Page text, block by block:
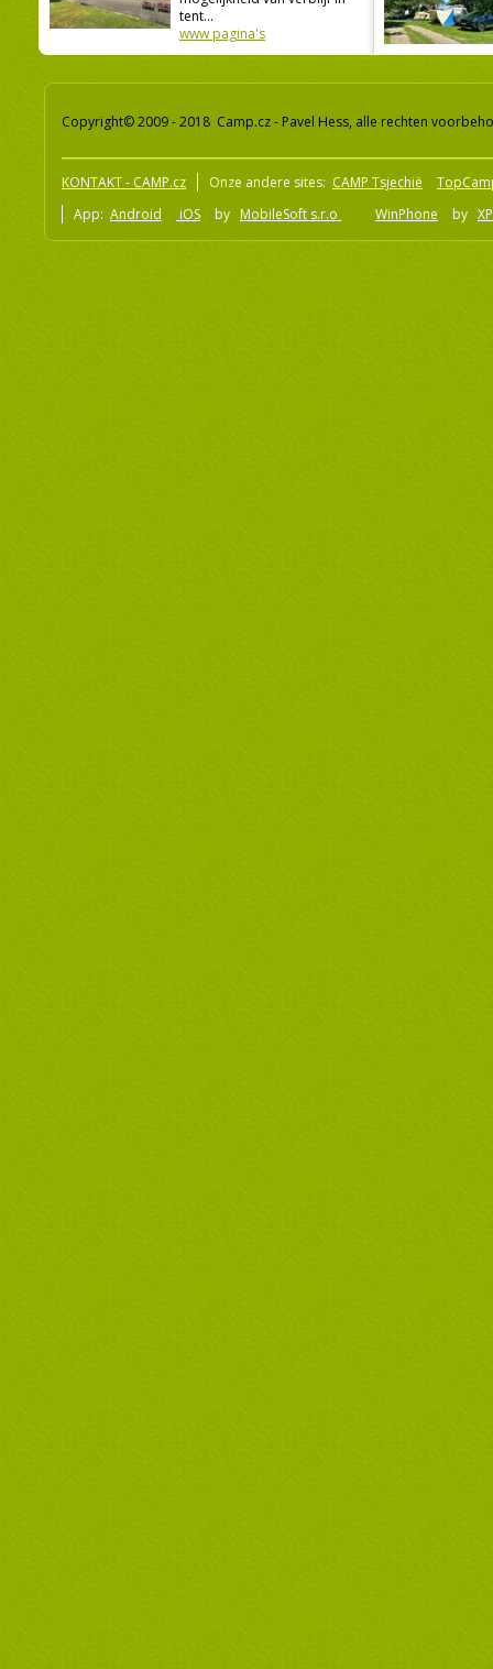
tent...
www pagina's
Copyright© 2009 - 2018 Camp.cz - Pavel Hess, alle rechten
KONTAKT - CAMP.cz Onze andere sites: CAMP Tsjechië
App: Android iOS by MobileSoft s.r.o WinPhone by